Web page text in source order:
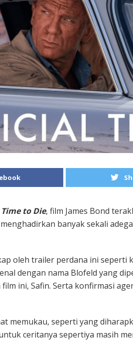
to Die, film James Bond
banyak sekali
oleh trailer perdana ini seperti
dengan nama Blofeld yang
ini, Safin. Serta konfirmasi
memukau, seperti yang
ceritanya sepertiya masih